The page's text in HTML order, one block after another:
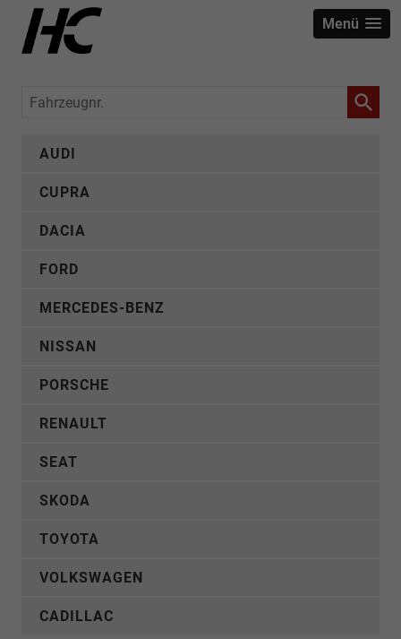
Menü
Fahrzeugnr.
AUDI
CUPRA
DACIA
FORD
MERCEDES-BENZ
NISSAN
PORSCHE
RENAULT
SEAT
SKODA
TOYOTA
VOLKSWAGEN
CADILLAC